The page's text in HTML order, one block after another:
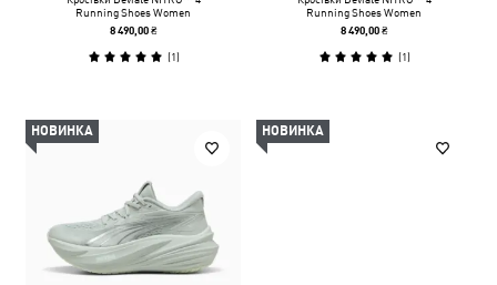
Running Shoes Women
8 490,00 ₴
(1)
Running Shoes Women
8 490,00 ₴
(1)
НОВИНКА НОВИНКА